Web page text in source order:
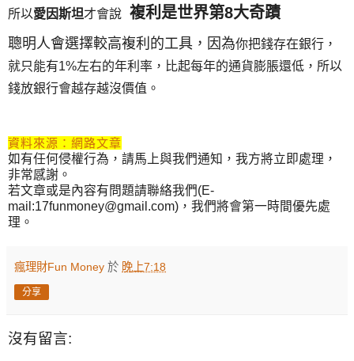
所以愛因斯坦才會說 複利是世界第8大奇蹟
聰明人會選擇較高複利的工具，因為你把錢存在銀行，
就只能有1%左右的年利率， 比起每年的通貨膨脹還低，所以
錢放銀行會越存越沒價值。
資料來源：網路文章
如有任何侵權行為，請馬上與我們通知，我方將立即處理，
非常感謝。
若文章或是內容有問題請聯絡我們(E-
mail:17funmoney@gmail.com)，我們將會第一時間優先處
理。
瘋理財Fun Money 於 晚上7:18
分享
沒有留言: